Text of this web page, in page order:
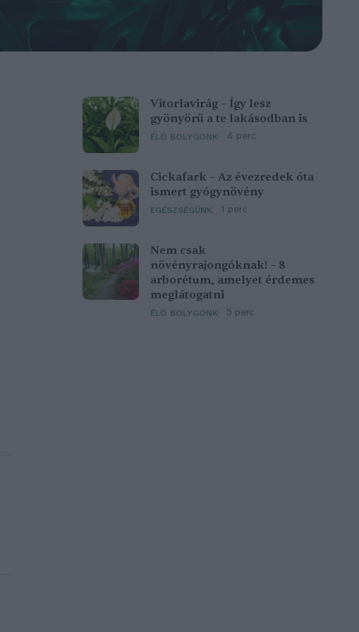
Vitorlavirág – Így lesz
gyönyörű a te lakásodban is
ÉLŐ BOLYGÓNK 4 perc
Cickafark – Az évezredek óta
ismert gyógynövény
EGÉSZSÉGÜNK 1 perc
Nem csak
növényrajongóknak! – 8
arborétum, amelyet érdemes
meglátogatni
ÉLŐ BOLYGÓNK 5 perc